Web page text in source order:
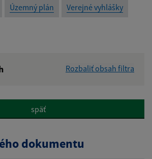
Územný plán Verejné vyhlášky
Rozbaliť obsah filtra
od:
späť
dokumentu